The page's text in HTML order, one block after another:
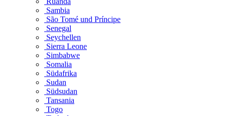
Sambia
São Tomé und Príncipe
Senegal
Seychellen
Sierra Leone
Simbabwe
Somalia
Südafrika
Sudan
Südsudan
Tansania
Togo